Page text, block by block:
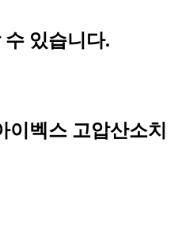
수 있습니다.
이벡스 고압산소치